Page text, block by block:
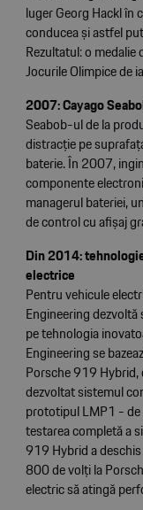
luger Georg Hackl în
conducea și astfel
Rezultatul: o medalie
Jocurile Olimpice de
2007: Cayago
Seabob-ul de la
distracție pe
baterie. În 2007,
componente
managerul bateriei,
de control cu afișaj
Din 2014:
electrice
Pentru vehicule
Engineering
pe tehnologia
Engineering se
Porsche 919 Hybrid,
dezvoltat sistemul
prototipul LMP1 -
testarea completă a
919 Hybrid a
800 de volți la
electric să atingă